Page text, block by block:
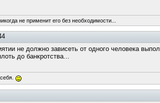
не применит его без необходимости...
не должно зависеть от одного человека
до банкротства...